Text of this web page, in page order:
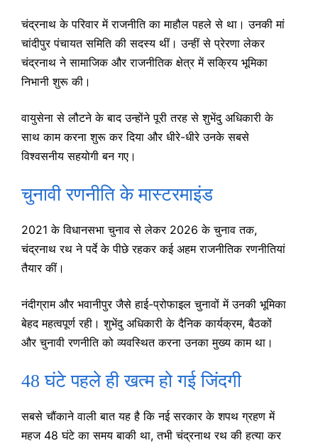
चंद्रनाथ के परिवार में राजनीति का माहौल पहले से था। उनकी मां
चांदीपुर पंचायत समिति की सदस्य थीं। उन्हीं से प्रेरणा लेकर
चंद्रनाथ ने सामाजिक और राजनीतिक क्षेत्र में सक्रिय भूमिका
निभानी शुरू की।
वायुसेना से लौटने के बाद उन्होंने पूरी तरह से शुभेंदु अधिकारी के
साथ काम करना शुरू कर दिया और धीरे-धीरे उनके सबसे
विश्वसनीय सहयोगी बन गए।
चुनावी रणनीति के मास्टरमाइंड
2021 के विधानसभा चुनाव से लेकर 2026 के चुनाव तक,
चंद्रनाथ रथ ने पर्दे के पीछे रहकर कई अहम राजनीतिक रणनीतियां
तैयार कीं।
नंदीग्राम और भवानीपुर जैसे हाई-प्रोफाइल चुनावों में उनकी भूमिका
बेहद महत्वपूर्ण रही। शुभेंदु अधिकारी के दैनिक कार्यक्रम, बैठकों
और चुनावी रणनीति को व्यवस्थित करना उनका मुख्य काम था।
48 घंटे पहले ही खत्म हो गई जिंदगी
सबसे चौंकाने वाली बात यह है कि नई सरकार के शपथ ग्रहण में
महज 48 घंटे का समय बाकी था, तभी चंद्रनाथ रथ की हत्या कर